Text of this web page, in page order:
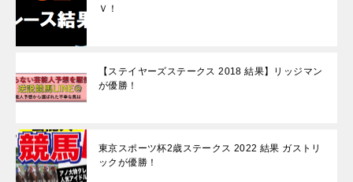
Ｖ！
【ステイヤーズステークス 2018 結果】リッジマン
が優勝！
東京スポーツ杯2歳ステークス 2022 結果 ガストリ
ックが優勝！